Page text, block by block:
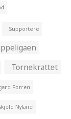
Supportere
Tornekrattet
Forren
Nyland